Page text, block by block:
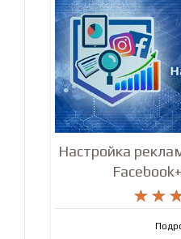
Настройка
 
 